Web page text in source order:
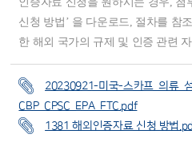
신청 방법’ 을 다운로드, 절차를 참
한 해외 국가의 규제 및 인증 관련
20230921-미국-스카프_의류_
CBP_CPSC_EPA_FTC.pdf
1381 해외인증자료 신청 방법